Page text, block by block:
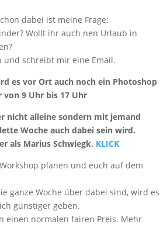
dabei ist meine Frage:
Wollt ihr auch nen Urlaub in
und schreibt mir eine Email.
es vor Ort auch noch ein Photoshop
von 9 Uhr bis 17 Uhr
nicht alleine sondern mit jemand
Woche auch dabei sein wird.
als Marius Schwiegk. KLICK
planen und euch auf dem
ganze Woche über dabei sind, wird es
günstiger geben.
einen normalen fairen Preis. Mehr